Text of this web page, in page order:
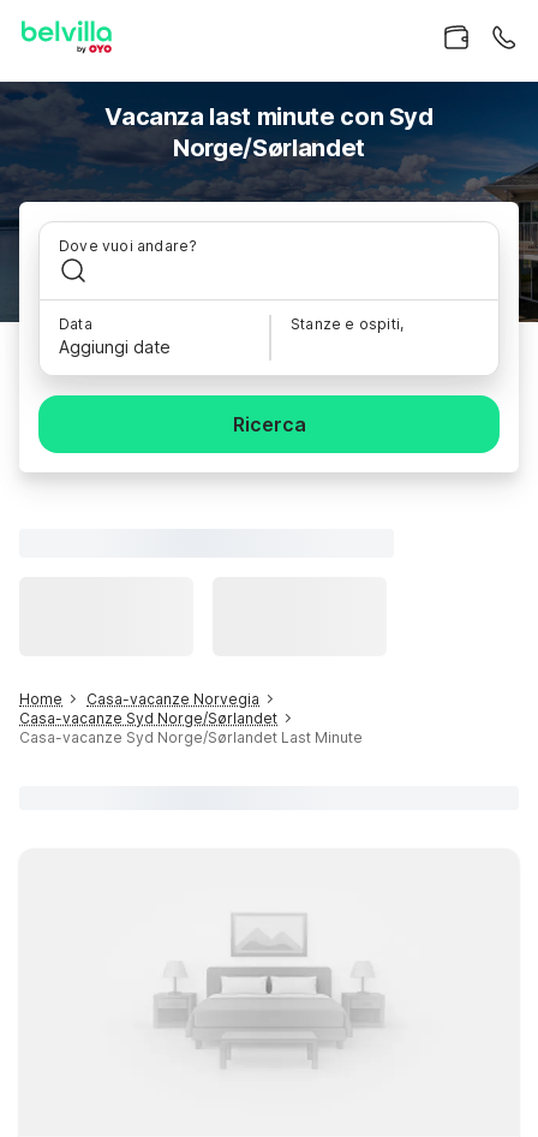
Vacanza last minute con Syd
Norge/Sørlandet
Dove vuoi andare?
Data
Aggiungi date
Stanze e ospiti,
Ricerca
Home
Casa-vacanze Norvegia
Casa-vacanze Syd Norge/Sørlandet
Casa-vacanze Syd Norge/Sørlandet Last Minute